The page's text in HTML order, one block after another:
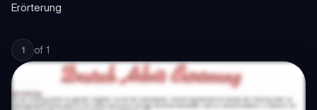
Erörterung
1 of 1